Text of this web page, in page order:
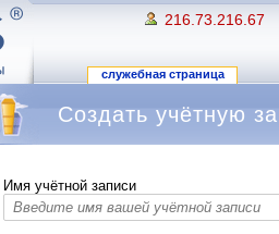
216.73.216.67
служебная страница
Создать учётную
Имя учётной записи